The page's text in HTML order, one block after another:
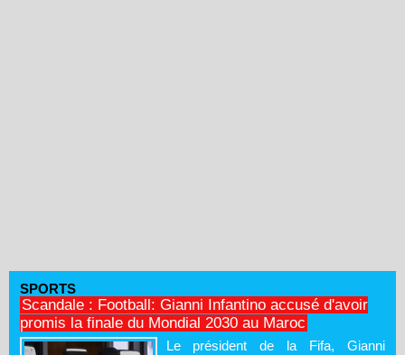
SPORTS
Scandale : Football: Gianni Infantino accusé d'avoir
promis la finale du Mondial 2030 au Maroc
Le président de la Fifa, Gianni